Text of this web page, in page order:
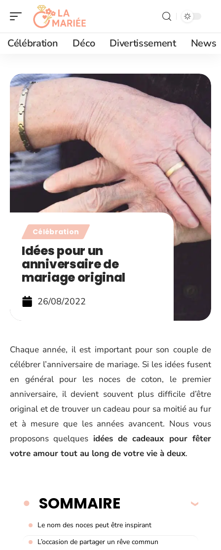
Célébration Déco Divertissement News
Célébration
Idées pour un
anniversaire de
mariage original
26/08/2022
Chaque année, il est important pour son couple de
célébrer l’anniversaire de mariage. Si les idées fusent
en général pour les noces de coton, le premier
anniversaire, il devient souvent plus difficile d’être
original et de trouver un cadeau pour sa moitié au fur
et à mesure que les années avancent. Nous vous
proposons quelques idées de cadeaux pour fêter
votre amour tout au long de votre vie à deux.
SOMMAIRE
Le nom des noces peut être inspirant
L’occasion de partager un rêve commun